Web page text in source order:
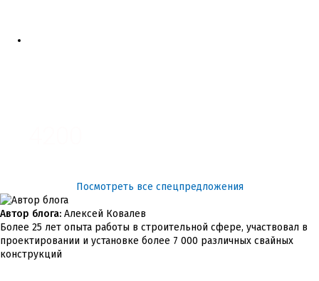
Посмотреть все спецпредложения
Автор блога: Алексей Ковалев
Более 25 лет опыта работы в строительной сфере, участвовал в
проектировании и установке более 7 000 различных свайных
конструкций